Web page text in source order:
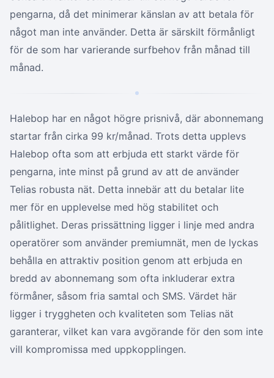
pengarna, då det minimerar känslan av att betala för
något man inte använder. Detta är särskilt förmånligt
för de som har varierande surfbehov från månad till
månad.
Halebop har en något högre prisnivå, där abonnemang
startar från cirka 99 kr/månad. Trots detta upplevs
Halebop ofta som att erbjuda ett starkt värde för
pengarna, inte minst på grund av att de använder
Telias robusta nät. Detta innebär att du betalar lite
mer för en upplevelse med hög stabilitet och
pålitlighet. Deras prissättning ligger i linje med andra
operatörer som använder premiumnät, men de lyckas
behålla en attraktiv position genom att erbjuda en
bredd av abonnemang som ofta inkluderar extra
förmåner, såsom fria samtal och SMS. Värdet här
ligger i tryggheten och kvaliteten som Telias nät
garanterar, vilket kan vara avgörande för den som inte
vill kompromissa med uppkopplingen.